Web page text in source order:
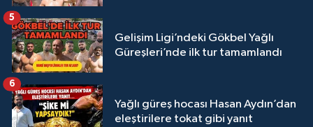
Gelişim Ligi’ndeki Gökbel Yağlı
Güreşleri’nde ilk tur tamamlandı
5
Yağlı güreş hocası Hasan Aydın’dan
eleştirilere tokat gibi yanıt
6